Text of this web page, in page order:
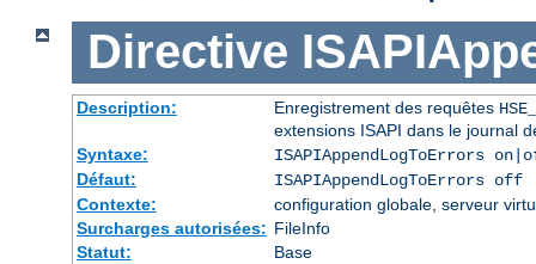
Directive
Description: Enregistrement des requêtes
extensions ISAPI dans le journal
Syntaxe:
ISAPIAppendLogToErrors
Défaut:
ISAPIAppendLogToErrors off
Contexte:
configuration globale, serveur
Surcharges autorisées: FileInfo
Statut:
Base